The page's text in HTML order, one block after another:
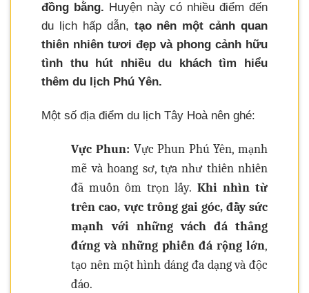
đồng bằng. Huyện này có nhiều điểm đến
du lịch hấp dẫn, tạo nên một cảnh quan
thiên nhiên tươi đẹp và phong cảnh hữu
tình thu hút nhiều du khách tìm hiểu
thêm du lịch Phú Yên.
Một số địa điểm du lịch Tây Hoà nên ghé:
Vực Phun: Vực Phun Phú Yên, mạnh
mẽ và hoang sơ, tựa như thiên nhiên
đã muốn ôm trọn lấy.Khi nhìn từ
trên cao, vực trông gai góc, đầy sức
mạnh với những vách đá thẳng
đứng và những phiến đá rộng lớn,
tạo nên một hình dáng đa dạng và độc
đáo.